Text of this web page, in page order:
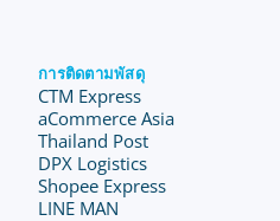
การติดตามพัสดุ
CTM Express
aCommerce Asia
Thailand Post
DPX Logistics
Shopee Express
LINE MAN